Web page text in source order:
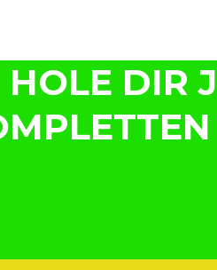
HOLE DIR